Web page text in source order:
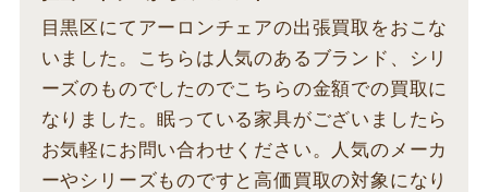
目黒区にてアーロンチェアの出張買取をおこな
いました。こちらは人気のあるブランド、シリ
ーズのものでしたのでこちらの金額での買取に
なりました。眠っている家具がございましたら
お気軽にお問い合わせください。人気のメーカ
ーやシリーズものですと高価買取の対象になり